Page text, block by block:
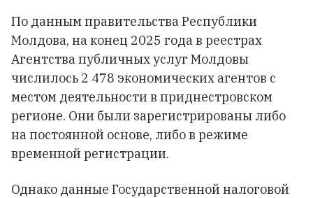
По данным правительства Республики
Молдова, на конец 2025 года в реестрах
Агентства публичных услуг Молдовы
числилось 2 478 экономических агентов с
местом деятельности в приднестровском
регионе. Они были зарегистрированы либо
на постоянной основе, либо в режиме
временной регистрации.
Однако данные Государственной налоговой